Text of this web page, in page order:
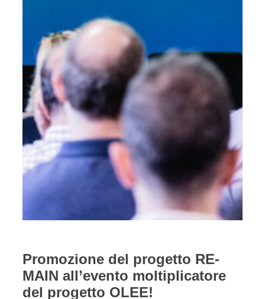
Promozione del progetto RE-
MAIN all’evento moltiplicatore
del progetto OLEE!